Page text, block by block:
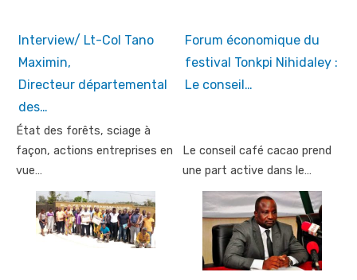
Interview/ Lt-Col Tano
Maximin,
Directeur départemental
des…
État des forêts, sciage à
façon, actions entreprises en
vue…
Forum économique du
festival Tonkpi Nihidaley :
Le conseil…
Le conseil café cacao prend
une part active dans le…